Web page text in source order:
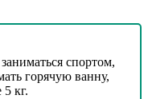
спортом,
горячую ванну,
кг.